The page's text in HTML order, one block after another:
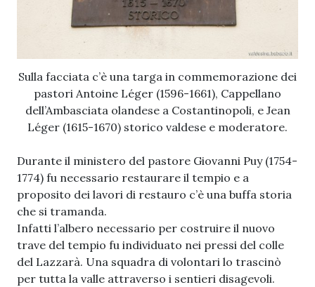
Sulla facciata c’è una targa in commemorazione dei
pastori Antoine Léger (1596-1661), Cappellano
dell’Ambasciata olandese a Costantinopoli, e Jean
Léger (1615-1670) storico valdese e moderatore.
Durante il ministero del pastore Giovanni Puy (1754-
1774) fu necessario restaurare il tempio e a
proposito dei lavori di restauro c’è una buffa storia
che si tramanda.
Infatti l’albero necessario per costruire il nuovo
trave del tempio fu individuato nei pressi del colle
del Lazzarà. Una squadra di volontari lo trascinò
per tutta la valle attraverso i sentieri disagevoli.